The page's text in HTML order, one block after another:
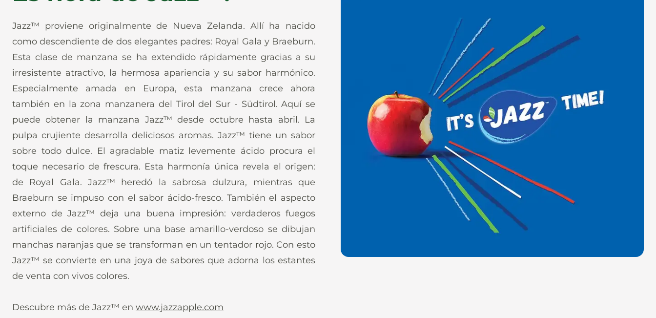
Jazz™ proviene originalmente de Nueva Zelanda. Allí ha nacido
como descendiente de dos elegantes padres: Royal Gala y Braeburn.
Esta clase de manzana se ha extendido rápidamente gracias a su
irresistente atractivo, la hermosa apariencia y su sabor harmónico.
Especialmente amada en Europa, esta manzana crece ahora
también en la zona manzanera del Tirol del Sur - Südtirol. Aquí se
puede obtener la manzana Jazz™ desde octubre hasta abril. La
pulpa crujiente desarrolla deliciosos aromas. Jazz™ tiene un sabor
sobre todo dulce. El agradable matiz levemente ácido procura el
toque necesario de frescura. Esta harmonía única revela el origen:
de Royal Gala. Jazz™ heredó la sabrosa dulzura, mientras que
Braeburn se impuso con el sabor ácido-fresco. También el aspecto
externo de Jazz™ deja una buena impresión: verdaderos fuegos
artificiales de colores. Sobre una base amarillo-verdoso se dibujan
manchas naranjas que se transforman en un tentador rojo. Con esto
Jazz™ se convierte en una joya de sabores que adorna los estantes
de venta con vivos colores.
Descubre más de Jazz™ en www.jazzapple.com